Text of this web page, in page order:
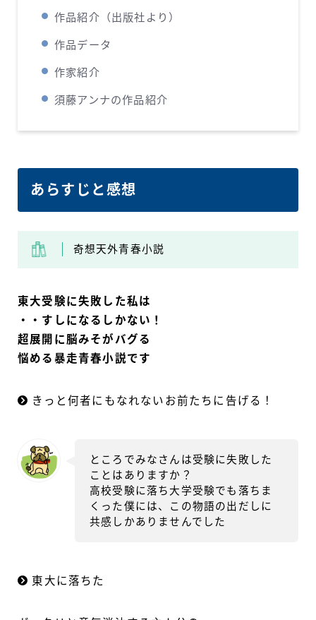
作品紹介（出版社より）
作品データ
作家紹介
須藤アンナの作品紹介
あらすじと感想
奇想天外青春小説
東大受験に失敗した私は
・・すしになるしかない！
超展開に脳みそがバグる
悩める暴走青春小説です
きっと何者にもなれないお前たちに告げる！
ところでみなさんは受験に失敗した
ことはありますか？
高校受験に落ち大学受験でも落ちま
くった僕には、この物語の出だしに
共感しかありませんでした
東大に落ちた